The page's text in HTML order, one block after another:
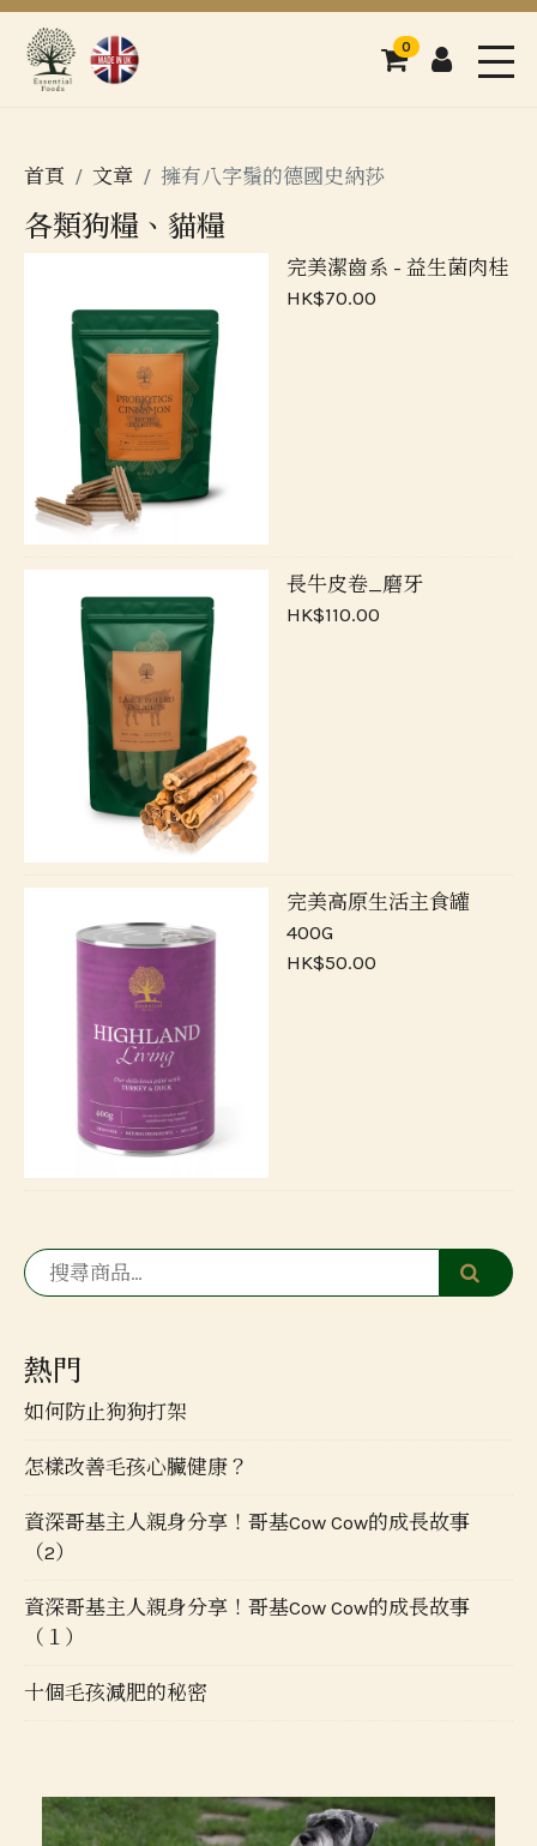
購物車
0 登入
首頁 文章 擁有八字鬚的德國史納莎
各類狗糧、貓糧
完美潔齒系 - 益生菌肉桂
HK$70.00
長牛皮卷_磨牙
HK$110.00
完美高原生活主食罐
400G
HK$50.00
熱門
如何防止狗狗打架
怎樣改善毛孩心臟健康？
資深哥基主人親身分享！哥基Cow Cow的成長故事
（2）
資深哥基主人親身分享！哥基Cow Cow的成長故事
（１）
十個毛孩減肥的秘密